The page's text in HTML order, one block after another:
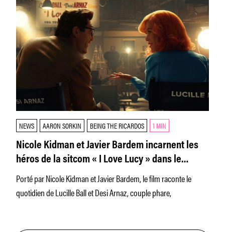
NEWS AARON SORKIN BEING THE RICARDOS 1 MIN
Nicole Kidman et Javier Bardem incarnent les
héros de la sitcom « I Love Lucy » dans le
prochain film d’Aaron Sorkin
Porté par Nicole Kidman et Javier Bardem, le film raconte le
quotidien de Lucille Ball et Desi Arnaz, couple phare,